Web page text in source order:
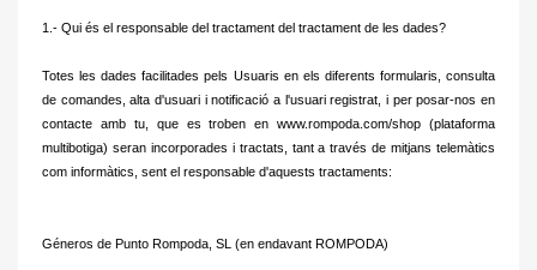
1.- Qui és el responsable del tractament del tractament de les dades?
Totes les dades facilitades pels Usuaris en els diferents formularis, consulta
de comandes, alta d'usuari i notificació a l'usuari registrat, i per posar-nos en
contacte amb tu, que es troben en www.rompoda.com/shop (plataforma
multibotiga) seran incorporades i tractats, tant a través de mitjans telemàtics
com informàtics, sent el responsable d'aquests tractaments:
Géneros de Punto Rompoda, SL (en endavant ROMPODA)